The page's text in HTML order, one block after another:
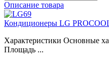
Описание товара
Кондиционеры LG
Характеристики Основные
Площадь ...